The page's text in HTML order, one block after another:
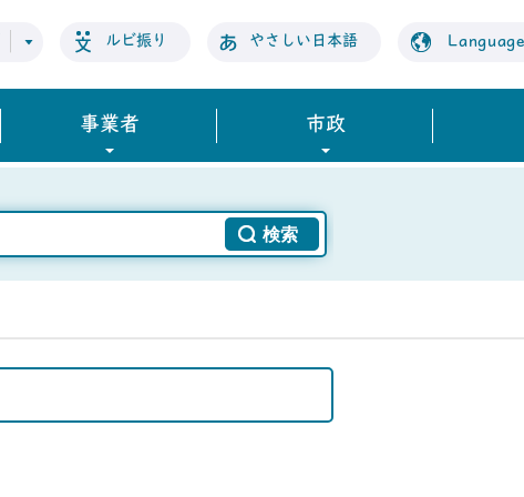
ルビ振り やさしい日本語 Language
事業者 市政